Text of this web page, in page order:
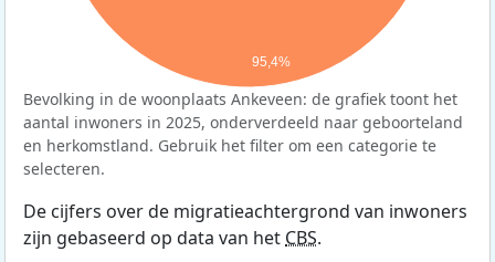
95,4%
Bevolking in de woonplaats Ankeveen: de grafiek toont het
aantal inwoners in 2025, onderverdeeld naar geboorteland
en herkomstland. Gebruik het filter om een categorie te
selecteren.
De cijfers over de migratieachtergrond van inwoners
zijn gebaseerd op data van het CBS.